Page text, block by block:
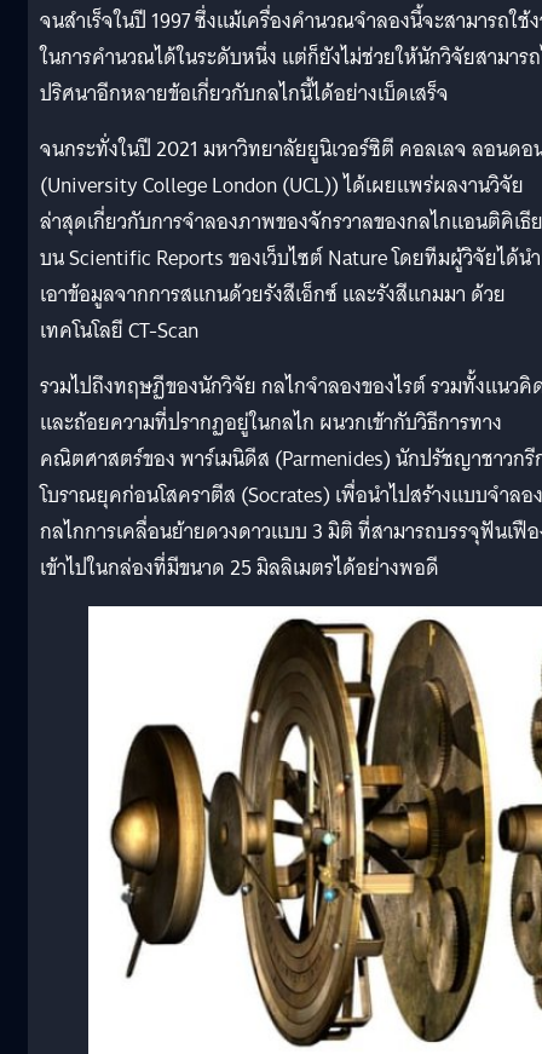
จนสำเร็จในปี 1997 ซึ่งแม้เครื่องคำนวณจำลองนี้จะสามารถใช้
ในการคำนวณได้ในระดับหนึ่ง แต่ก็ยังไม่ช่วยให้นักวิจัยสามาร
ปริศนาอีกหลายข้อเกี่ยวกับกลไกนี้ได้อย่างเบ็ดเสร็จ
จนกระทั่งในปี 2021 มหาวิทยาลัยยูนิเวอร์ซิตี คอลเลจ ลอนดอ
(University College London (UCL)) ได้เผยแพร่ผลงานวิจัย
ล่าสุดเกี่ยวกับการจำลองภาพของจักรวาลของกลไกแอนติคิเธี
บน Scientific Reports ของเว็บไซต์ Nature โดยทีมผู้วิจัยได้นำ
เอาข้อมูลจากการสแกนด้วยรังสีเอ็กซ์ และรังสีแกมมา ด้วย
เทคโนโลยี CT-Scan
รวมไปถึงทฤษฏีของนักวิจัย กลไกจำลองของไรต์ รวมทั้งแนวคิ
และถ้อยความที่ปรากฏอยู่ในกลไก ผนวกเข้ากับวิธีการทาง
คณิตศาสตร์ของ พาร์เมนิดีส (Parmenides) นักปรัชญาชาวกรี
โบราณยุคก่อนโสคราตีส (Socrates) เพื่อนำไปสร้างแบบจำลอง
กลไกการเคลื่อนย้ายดวงดาวแบบ 3 มิติ ที่สามารถบรรจุฟันเฟื
เข้าไปในกล่องที่มีขนาด 25 มิลลิเมตรได้อย่างพอดี